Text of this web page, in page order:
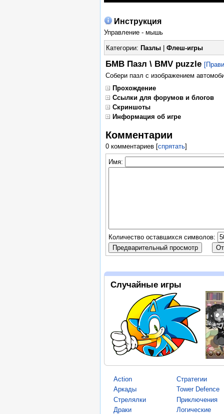
Инструкция
Управление - мышь
Категории: Пазлы| Флеш-игры
БМВ Пазл \ BMV puzzle
Собери пазл с изображением
Прохождение
Ссылки для форумов и блогов
Скриншоты
Информация об игре
Комментарии
0 комментариев[спрятать]
Имя:
Количество оставшихся символов:
Случайные игры
Action
Аркады
Стрелялки
Драки
Стратегии
Tower Defence
Приключения
Логические